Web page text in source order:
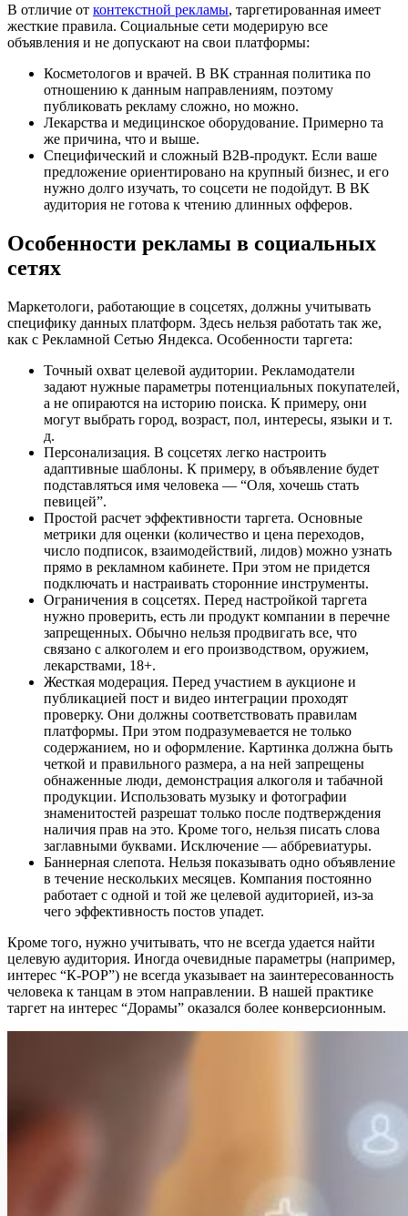
В отличие от контекстной рекламы, таргетированная имеет
жесткие правила. Социальные сети модерирую все
объявления и не допускают на свои платформы:
Косметологов и врачей. В ВК странная политика по
отношению к данным направлениям, поэтому
публиковать рекламу сложно, но можно.
Лекарства и медицинское оборудование. Примерно та
же причина, что и выше.
Специфический и сложный В2В-продукт. Если ваше
предложение ориентировано на крупный бизнес, и его
нужно долго изучать, то соцсети не подойдут. В ВК
аудитория не готова к чтению длинных офферов.
Особенности рекламы в социальных
сетях
Маркетологи, работающие в соцсетях, должны учитывать
специфику данных платформ. Здесь нельзя работать так же,
как с Рекламной Сетью Яндекса. Особенности таргета:
Точный охват целевой аудитории. Рекламодатели
задают нужные параметры потенциальных покупателей,
а не опираются на историю поиска. К примеру, они
могут выбрать город, возраст, пол, интересы, языки и т.
д.
Персонализация. В соцсетях легко настроить
адаптивные шаблоны. К примеру, в объявление будет
подставляться имя человека — “Оля, хочешь стать
певицей”.
Простой расчет эффективности таргета. Основные
метрики для оценки (количество и цена переходов,
число подписок, взаимодействий, лидов) можно узнать
прямо в рекламном кабинете. При этом не придется
подключать и настраивать сторонние инструменты.
Ограничения в соцсетях. Перед настройкой таргета
нужно проверить, есть ли продукт компании в перечне
запрещенных. Обычно нельзя продвигать все, что
связано с алкоголем и его производством, оружием,
лекарствами, 18+.
Жесткая модерация. Перед участием в аукционе и
публикацией пост и видео интеграции проходят
проверку. Они должны соответствовать правилам
платформы. При этом подразумевается не только
содержанием, но и оформление. Картинка должна быть
четкой и правильного размера, а на ней запрещены
обнаженные люди, демонстрация алкоголя и табачной
продукции. Использовать музыку и фотографии
знаменитостей разрешат только после подтверждения
наличия прав на это. Кроме того, нельзя писать слова
заглавными буквами. Исключение — аббревиатуры.
Баннерная слепота. Нельзя показывать одно объявление
в течение нескольких месяцев. Компания постоянно
работает с одной и той же целевой аудиторией, из-за
чего эффективность постов упадет.
Кроме того, нужно учитывать, что не всегда удается найти
целевую аудитория. Иногда очевидные параметры (например,
интерес “К-РОР”) не всегда указывает на заинтересованность
человека к танцам в этом направлении. В нашей практике
таргет на интерес “Дорамы” оказался более конверсионным.